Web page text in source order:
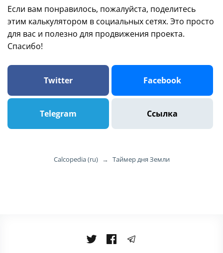
Если вам понравилось, пожалуйста, поделитесь
этим калькулятором в социальных сетях. Это просто
для вас и полезно для продвижения проекта.
Спасибо!
Twitter Facebook
Telegram Ссылка
Calcopedia (ru) → Таймер дня Земли